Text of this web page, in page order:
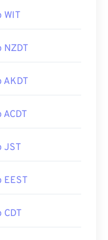
WIT
NZDT
AKDT
ACDT
JST
EEST
CDT